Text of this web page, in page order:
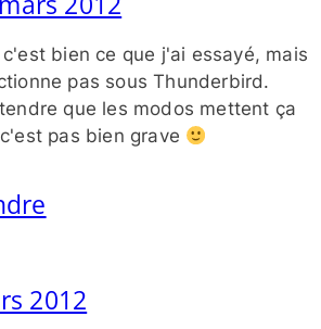
bien ce que j'ai essayé, mais
pas sous Thunderbird.
que les modos mettent ça
pas bien grave
2012